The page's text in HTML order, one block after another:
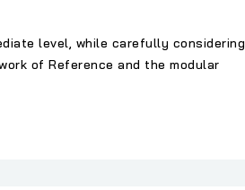
level, while carefully considering
of Reference and the modular